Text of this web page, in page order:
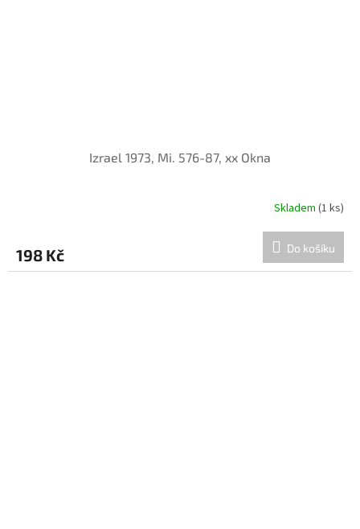
Izrael 1973, Mi. 576-87, xx Okna
Skladem (1 ks)
198 Kč Do košíku